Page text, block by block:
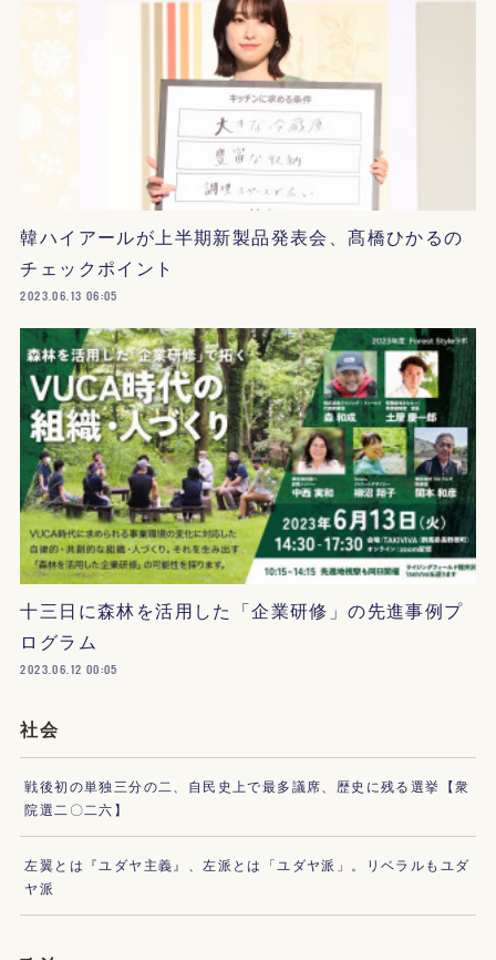
韓ハイアールが上半期新製品発表会、髙橋ひかるの
チェックポイント
2023.06.13 06:05
十三日に森林を活用した「企業研修」の先進事例プ
ログラム
2023.06.12 00:05
社会
戦後初の単独三分の二、自民史上で最多議席、歴史に残る選挙【衆
院選二〇二六】
左翼とは『ユダヤ主義』、左派とは「ユダヤ派」。リベラルもユダ
ヤ派